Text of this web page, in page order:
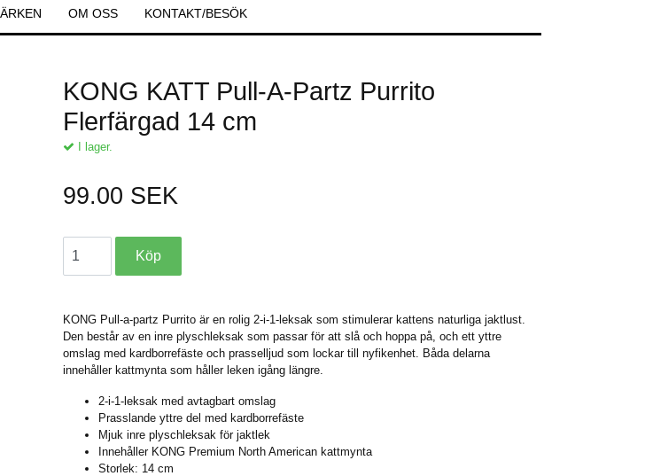
OM OSS KONTAKT/BESÖK
KONG KATT Pull-A-Partz Purrito
Flerfärgad 14 cm
I lager.
99.00 SEK
KONG Pull-a-partz Purrito är en rolig 2-i-1-leksak som stimulerar kattens naturliga jaktlust.
Den består av en inre plyschleksak som passar för att slå och hoppa på, och ett yttre
omslag med kardborrefäste och prasselljud som lockar till nyfikenhet. Båda delarna
innehåller kattmynta som håller leken igång längre.
2-i-1-leksak med avtagbart omslag
Prasslande yttre del med kardborrefäste
Mjuk inre plyschleksak för jaktlek
Innehåller KONG Premium North American kattmynta
Storlek: 14 cm